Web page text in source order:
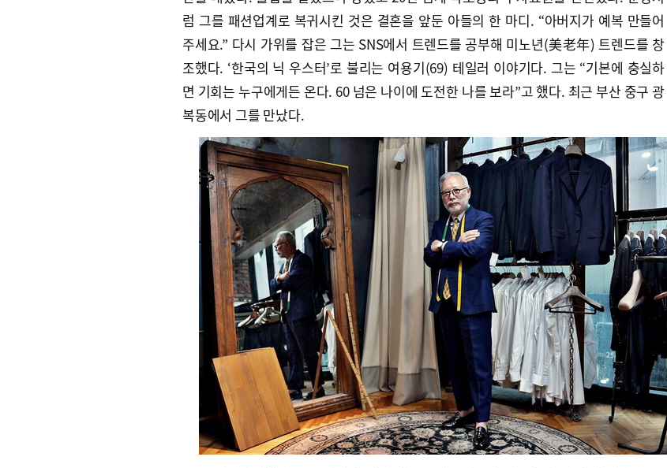
럼 그를 패션업계로 복귀시킨 것은 결혼을 앞둔 아들의 한 마디. “아버지가 예복 만들어
주세요.” 다시 가위를 잡은 그는 SNS에서 트렌드를 공부해 미노년(美老年) 트렌드를 창
조했다. ‘한국의 닉 우스터’로 불리는 여용기(69) 테일러 이야기다. 그는 “기본에 충실하
면 기회는 누구에게든 온다. 60 넘은 나이에 도전한 나를 보라”고 했다. 최근 부산 중구 광
복동에서 그를 만났다.